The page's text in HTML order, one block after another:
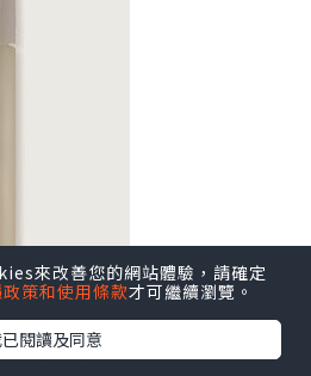
來改善您的網站體驗，請確定
策和使用條款才可繼續瀏覽。
閱讀及同意